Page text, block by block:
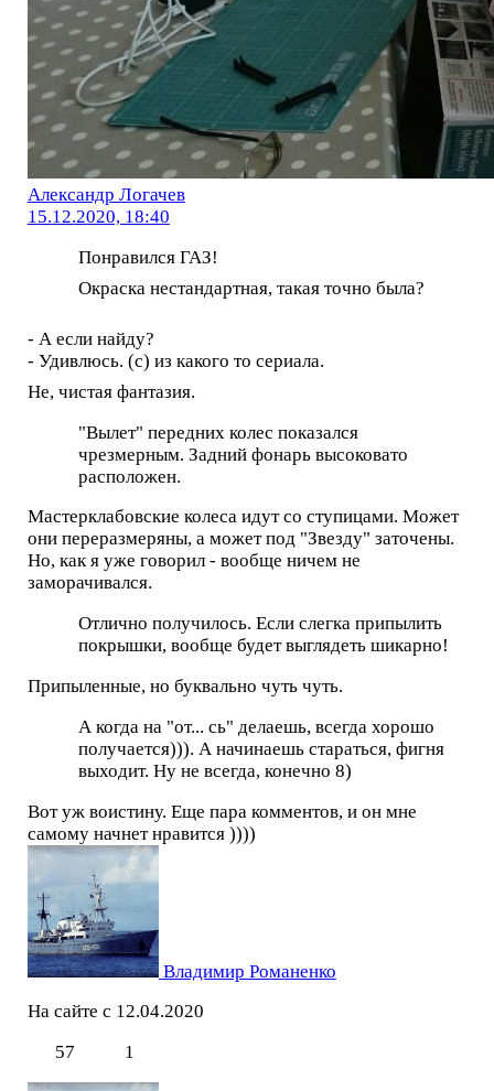
Александр Логачев
15.12.2020, 18:40
Понравился ГАЗ!
Окраска нестандартная, такая точно была?
- А если найду?
- Удивлюсь. (с) из какого то сериала.
Не, чистая фантазия.
"Вылет" передних колес показался
чрезмерным. Задний фонарь высоковато
расположен.
Мастерклабовские колеса идут со ступицами. Может
они переразмеряны, а может под "Звезду" заточены.
Но, как я уже говорил - вообще ничем не
заморачивался.
Отлично получилось. Если слегка припылить
покрышки, вообще будет выглядеть шикарно!
Припыленные, но буквально чуть чуть.
А когда на "от... сь" делаешь, всегда хорошо
получается))). А начинаешь стараться, фигня
выходит. Ну не всегда, конечно 8)
Вот уж воистину. Еще пара комментов, и он мне
самому начнет нравится ))))
Владимир Романенко
На сайте с 12.04.2020
57
1